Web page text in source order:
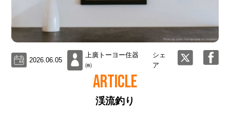
2026.06.05
上廣トーヨー住器
㈱
シェ
ア
ARTICLE
渓流釣り